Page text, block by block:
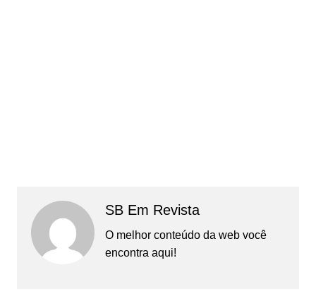
SB Em Revista
O melhor conteúdo da web você
encontra aqui!